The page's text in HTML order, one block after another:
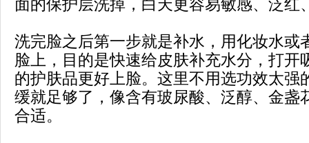
面的保护层洗掉，白天更容易敏感、泛红
洗完脸之后第一步就是补水，用化妆水或
脸上，目的是快速给皮肤补充水分，打开
的护肤品更好上脸。这里不用选功效太强
缓就足够了，像含有玻尿酸、泛醇、金盏
合适。